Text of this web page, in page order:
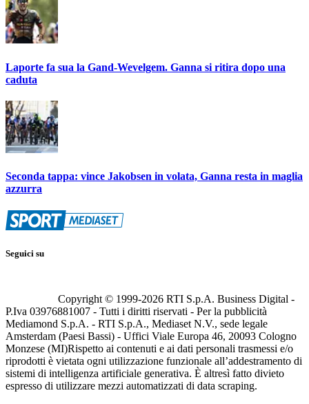
Laporte fa sua la Gand-Wevelgem. Ganna si ritira dopo una
caduta
Seconda tappa: vince Jakobsen in volata, Ganna resta in maglia
azzurra
Seguici su
Copyright © 1999-2026 RTI S.p.A. Business Digital -
P.Iva 03976881007 - Tutti i diritti riservati - Per la pubblicità
Mediamond S.p.A. - RTI S.p.A., Mediaset N.V., sede legale
Amsterdam (Paesi Bassi) - Uffici Viale Europa 46, 20093 Cologno
Monzese (MI)Rispetto ai contenuti e ai dati personali trasmessi e/o
riprodotti è vietata ogni utilizzazione funzionale all’addestramento di
sistemi di intelligenza artificiale generativa. È altresì fatto divieto
espresso di utilizzare mezzi automatizzati di data scraping.